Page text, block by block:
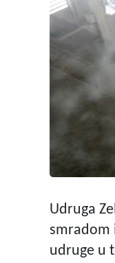
Udruga
smradom
udruge u